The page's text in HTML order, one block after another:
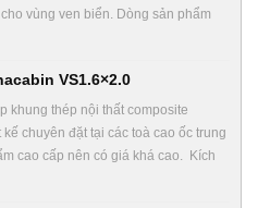
vùng ven biển. Dòng sản phẩm
VS1.6×2.0
khung thép nội thất composite
chuyên đặt tại các toà cao ốc trung
cao cấp nên có giá khá cao. Kích